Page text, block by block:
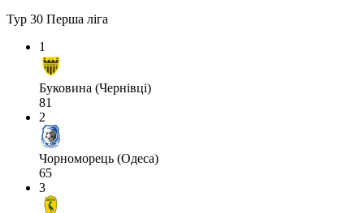
Тур 30 Перша ліга
1
Буковина (Чернівці)
81
2
Чорноморець (Одеса)
65
3